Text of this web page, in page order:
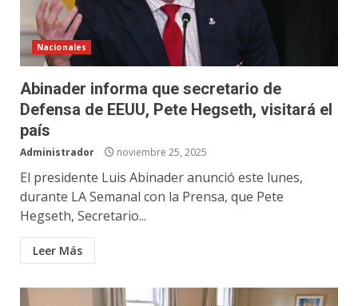
Nacionales
Abinader informa que secretario de
Defensa de EEUU, Pete Hegseth, visitará el
país
Administrador noviembre 25, 2025
El presidente Luis Abinader anunció este lunes,
durante LA Semanal con la Prensa, que Pete
Hegseth, Secretario...
Leer Más